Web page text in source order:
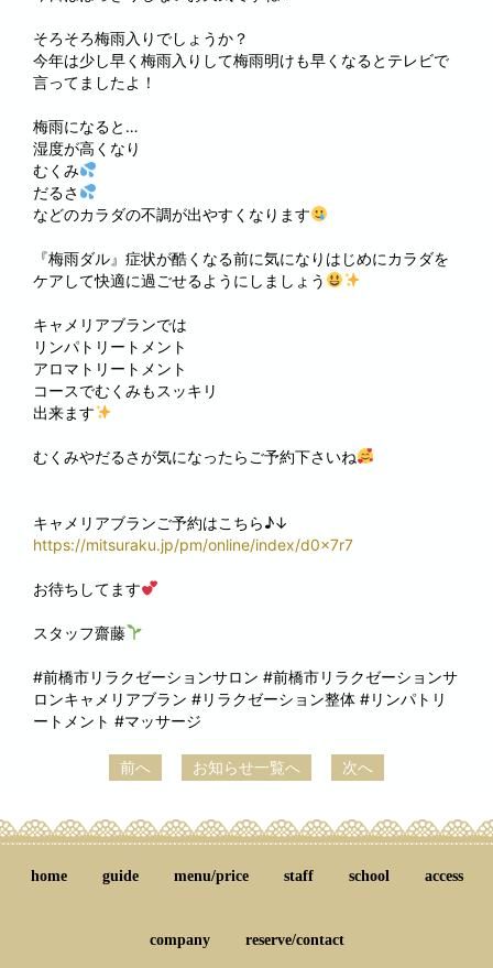
そろそろ梅雨入りでしょうか？
今年は少し早く梅雨入りして梅雨明けも早くなるとテレビで
言ってましたよ！
梅雨になると…
湿度が高くなり
むくみ
だるさ
などのカラダの不調が出やすくなります
『梅雨ダル』症状が酷くなる前に気になりはじめにカラダを
ケアして快適に過ごせるようにしましょう
キャメリアブランでは
リンパトリートメント
アロマトリートメント
コースでむくみもスッキリ
出来ます
むくみやだるさが気になったらご予約下さいね
キャメリアブランご予約はこちら♪↓
https://mitsuraku.jp/pm/online/index/d0x7r7
お待ちしてます
スタッフ齋藤
#前橋市リラクゼーションサロン #前橋市リラクゼーションサ
ロンキャメリアブラン #リラクゼーション整体 #リンパトリ
ートメント #マッサージ
前へ お知らせ一覧へ 次へ
home guide menu/price staff school access
company reserve/contact